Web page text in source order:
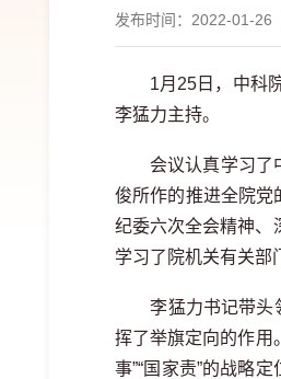
发布时间：2022-01-26
1月25日，中科
李猛力主持。
会议认真学习了
俊所作的推进全院党
纪委六次全会精神、
学习了院机关有关部
李猛力书记带头
挥了举旗定向的作用
事”“国家责”的战略